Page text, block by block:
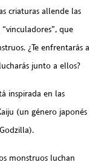
criaturas allende las
que
¿Te enfrentarás a
junto a ellos?
inspirada en las
(un género japonés
monstruos luchan